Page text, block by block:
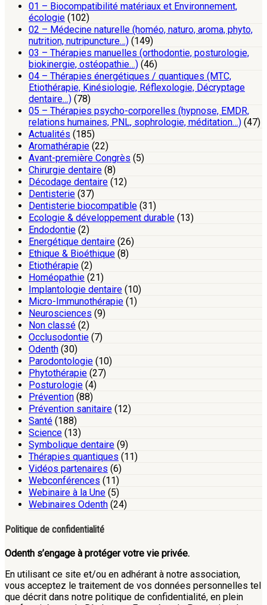
01 – Biocompatibilité matériaux et Environnement,
écologie (102)
02 – Médecine naturelle (homéo, naturo, aroma, phyto,
nutrition, nutripuncture…) (149)
03 – Thérapies manuelles (orthodontie, posturologie,
biokinergie, ostéopathie…) (46)
04 – Thérapies énergétiques / quantiques (MTC,
Etiothérapie, Kinésiologie, Réflexologie, Décryptage
dentaire…) (78)
05 – Thérapies psycho-corporelles (hypnose, EMDR,
relations humaines, PNL, sophrologie, méditation…) (47)
Actualités (185)
Aromathérapie (22)
Avant-première Congrès (5)
Chirurgie dentaire (8)
Décodage dentaire (12)
Dentisterie (37)
Dentisterie biocompatible (31)
Ecologie & développement durable (13)
Endodontie (2)
Energétique dentaire (26)
Ethique & Bioéthique (8)
Etiothérapie (2)
Homéopathie (21)
Implantologie dentaire (10)
Micro-Immunothérapie (1)
Neurosciences (9)
Non classé (2)
Occlusodontie (7)
Odenth (30)
Parodontologie (10)
Phytothérapie (27)
Posturologie (4)
Prévention (88)
Prévention sanitaire (12)
Santé (188)
Science (13)
Symbolique dentaire (9)
Thérapies quantiques (11)
Vidéos partenaires (6)
Webconférences (11)
Webinaire à la Une (5)
Webinaires Odenth (24)
Politique de confidentialité
Odenth s’engage à protéger votre vie privée.
En utilisant ce site et/ou en adhérant à notre association,
vous acceptez le traitement de vos données personnelles tel
que décrit dans notre politique de confidentialité, en plein